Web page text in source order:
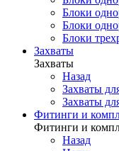
Блоки
Блоки
Блоки
Захваты
Захваты
Назад
Захваты
Захваты
Фитинги и
Фитинги и
Назад